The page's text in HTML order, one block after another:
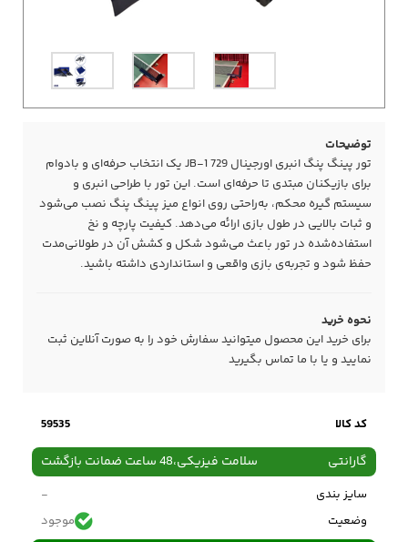
توضیحات
تور پینگ پنگ انبری اورجینال 729 JB-1 یک انتخاب حرفه‌ای و بادوام
برای بازیکنان مبتدی تا حرفه‌ای است. این تور با طراحی انبری و
سیستم گیره محکم، به‌راحتی روی انواع میز پینگ پنگ نصب می‌شود
و ثبات بالایی در طول بازی ارائه می‌دهد. کیفیت پارچه و نخ
استفاده‌شده در تور باعث می‌شود شکل و کشش آن در طولانی‌مدت
حفظ شود و تجربه‌ی بازی واقعی و استانداردی داشته باشید.
نحوه خرید
برای خرید این محصول میتوانید سفارش خود را به صورت آنلاین ثبت
نمایید و یا با ما تماس بگیرید
کد کالا 59535
گارانتی سلامت فیزیکی،48 ساعت ضمانت بازگشت
سایز بندی
-
وضعیت
موجود